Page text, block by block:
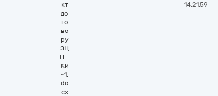
кт
до
го
во
ру
ЗЦ
П_
Ки
~1.
do
cx
14:21:59